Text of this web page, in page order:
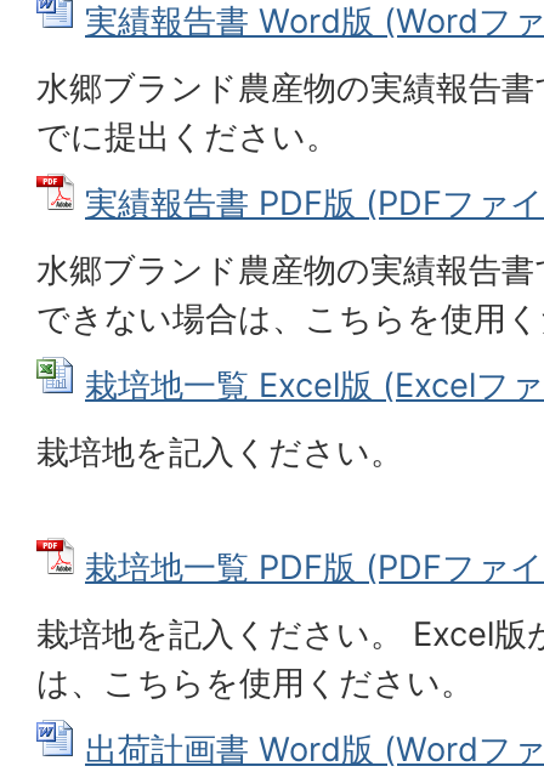
実績報告書 Word版 (Wordフ
水郷ブランド農産物の実績報告
でに提出ください。
実績報告書 PDF版 (PDFファ
水郷ブランド農産物の実績報告
できない場合は、こちらを使用
栽培地一覧 Excel版 (Excelフ
栽培地を記入ください。
栽培地一覧 PDF版 (PDFファ
栽培地を記入ください。 Excel版
は、こちらを使用ください。
出荷計画書 Word版 (Wordフ